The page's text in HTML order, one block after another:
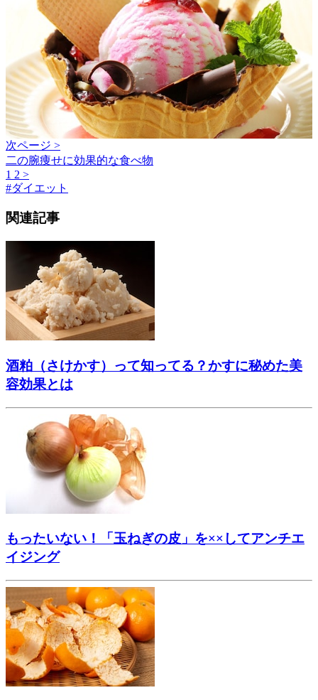
次ページ >
二の腕痩せに効果的な食べ物
1 2 >
#ダイエット
関連記事
酒粕（さけかす）って知ってる？かすに秘めた美
容効果とは
もったいない！「玉ねぎの皮」を××してアンチエ
イジング